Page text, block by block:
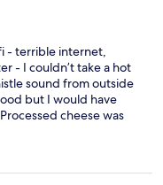
- terrible internet,
- I couldn’t take a hot
sound from outside
but I would have
cheese was
and rooms are very